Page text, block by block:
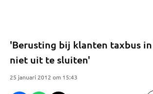
'Berusting bij klanten taxbus
niet uit te sluiten'
25 januari 2012 om 15:43